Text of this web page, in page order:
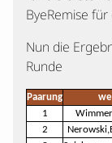
Kontakt
ByeRemise
Nun die
Runde
Paarung
1
2